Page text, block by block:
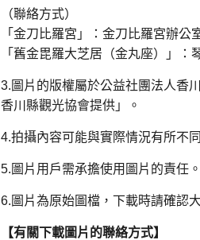
（聯絡方式）
「金刀比羅宮」：金刀比羅宮辦
「舊金毘羅大芝居（金丸座）」
圖片的版權屬於公益社團法人香
香川縣觀光協會提供」。
拍攝內容可能與實際情況有所不
圖片用戶需承擔使用圖片的責任
圖片為原始圖檔，下載時請確認
【有關下載圖片的聯絡方式】